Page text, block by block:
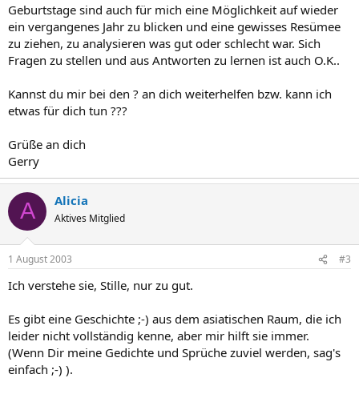
Geburtstage sind auch für mich eine Möglichkeit auf wieder
ein vergangenes Jahr zu blicken und eine gewisses Resümee
zu ziehen, zu analysieren was gut oder schlecht war. Sich
Fragen zu stellen und aus Antworten zu lernen ist auch O.K..
Kannst du mir bei den ? an dich weiterhelfen bzw. kann ich
etwas für dich tun ???
Grüße an dich
Gerry
A Alicia
Aktives Mitglied
1 August 2003 #3
Ich verstehe sie, Stille, nur zu gut.
Es gibt eine Geschichte ;-) aus dem asiatischen Raum, die ich
leider nicht vollständig kenne, aber mir hilft sie immer.
(Wenn Dir meine Gedichte und Sprüche zuviel werden, sag's
einfach ;-) ).